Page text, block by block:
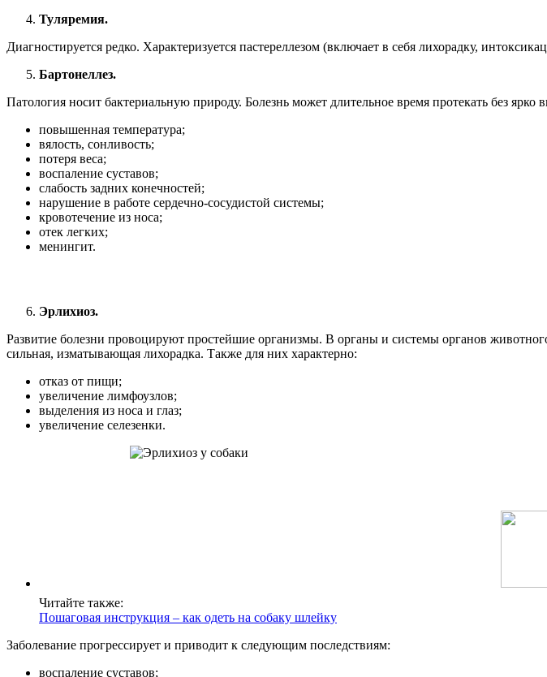
Туляремия.
Диагностируется редко. Характеризуется пастереллезом (включает в себя лихорадку,
Бартонеллез.
Патология носит бактериальную природу. Болезнь может длительное время протекать без
повышенная температура;
вялость, сонливость;
потеря веса;
воспаление суставов;
слабость задних конечностей;
нарушение в работе сердечно-сосудистой системы;
кровотечение из носа;
отек легких;
менингит.
Эрлихиоз.
Развитие болезни провоцируют простейшие организмы. В органы и системы органов
сильная, изматывающая лихорадка. Также для них характерно:
отказ от пищи;
увеличение лимфоузлов;
выделения из носа и глаз;
увеличение селезенки.
Читайте также:
Пошаговая инструкция – как одеть на собаку шлейку
Заболевание прогрессирует и приводит к следующим последствиям:
воспаление суставов;